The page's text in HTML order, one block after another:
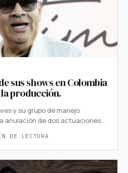
sus shows en Colombia
producción.
y su grupo de manejo
anulación de dos actuaciones…
DE LECTURA